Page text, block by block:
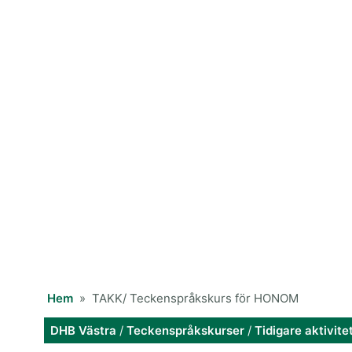
Hem » TAKK/ Teckenspråkskurs för HONOM
DHB Västra / Teckenspråkskurser / Tidigare